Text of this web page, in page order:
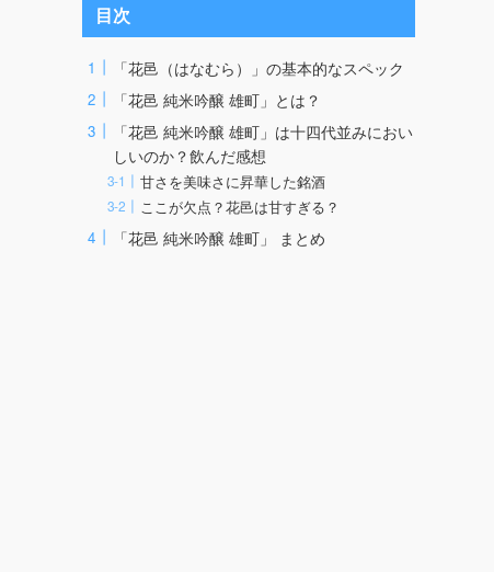
目次
「花邑（はなむら）」の基本的なスペック
「花邑 純米吟醸 雄町」とは？
「花邑 純米吟醸 雄町」は十四代並みにおい
しいのか？飲んだ感想
甘さを美味さに昇華した銘酒
ここが欠点？花邑は甘すぎる？
「花邑 純米吟醸 雄町」 まとめ